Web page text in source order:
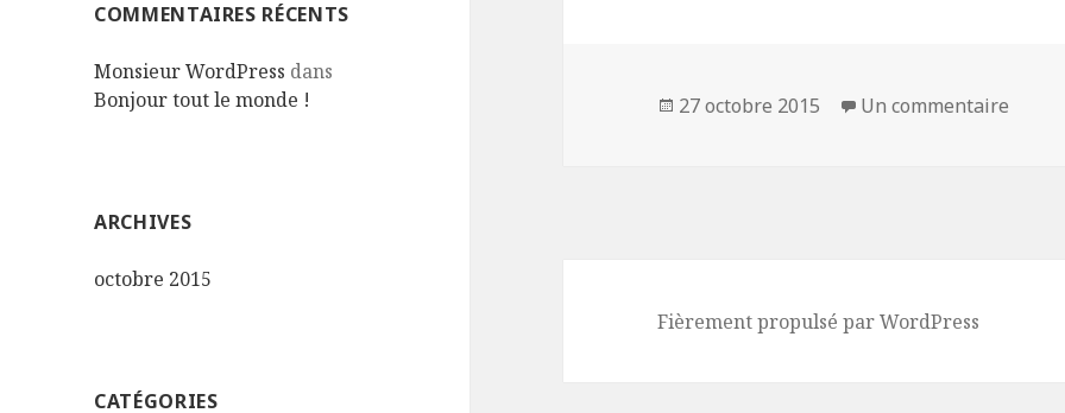
COMMENTAIRES RÉCENTS
Monsieur WordPress dans
Bonjour tout le monde !
ARCHIVES
octobre 2015
CATÉGORIES
Publié
27 octobre 2015 Un commentaire
Fièrement propulsé par WordPress